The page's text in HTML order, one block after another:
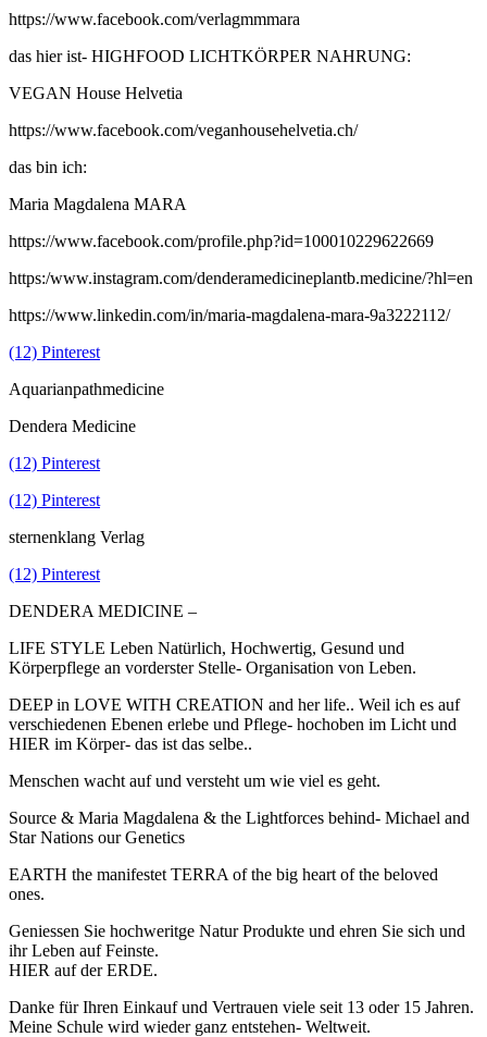
https://www.facebook.com/verlagmmmara
das hier ist- HIGHFOOD LICHTKÖRPER NAHRUNG:
VEGAN House Helvetia
https://www.facebook.com/veganhousehelvetia.ch/
das bin ich:
Maria Magdalena MARA
https://www.facebook.com/profile.php?id=100010229622669
https:/www.instagram.com/denderamedicineplantb.medicine/?hl=en
https://www.linkedin.com/in/maria-magdalena-mara-9a3222112/
(12) Pinterest
Aquarianpathmedicine
Dendera Medicine
(12) Pinterest
(12) Pinterest
sternenklang Verlag
(12) Pinterest
DENDERA MEDICINE –
LIFE STYLE Leben Natürlich, Hochwertig, Gesund und
Körperpflege an vorderster Stelle- Organisation von Leben.
DEEP in LOVE WITH CREATION and her life.. Weil ich es auf
verschiedenen Ebenen erlebe und Pflege- hochoben im Licht und
HIER im Körper- das ist das selbe..
Menschen wacht auf und versteht um wie viel es geht.
Source & Maria Magdalena & the Lightforces behind- Michael and
Star Nations our Genetics
EARTH the manifestet TERRA of the big heart of the beloved
ones.
Geniessen Sie hochweritge Natur Produkte und ehren Sie sich und
ihr Leben auf Feinste.
HIER auf der ERDE.
Danke für Ihren Einkauf und Vertrauen viele seit 13 oder 15 Jahren.
Meine Schule wird wieder ganz entstehen- Weltweit.